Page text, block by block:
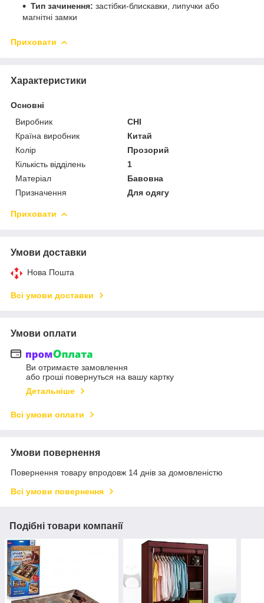
Тип зачинення: застібки-блискавки, липучки або
магнітні замки
Приховати
Характеристики
Основні
Виробник
CHI
Країна виробник
Китай
Колір
Прозорий
Кількість відділень
1
Матеріал
Бавовна
Призначення
Для одягу
Приховати
Умови доставки
Нова Пошта
Всі умови доставки
Умови оплати
Ви отримаєте замовлення
або гроші повернуться на вашу картку
Детальніше
Всі умови оплати
Умови повернення
Повернення товару впродовж 14 днів за домовленістю
Всі умови повернення
Подібні товари компанії